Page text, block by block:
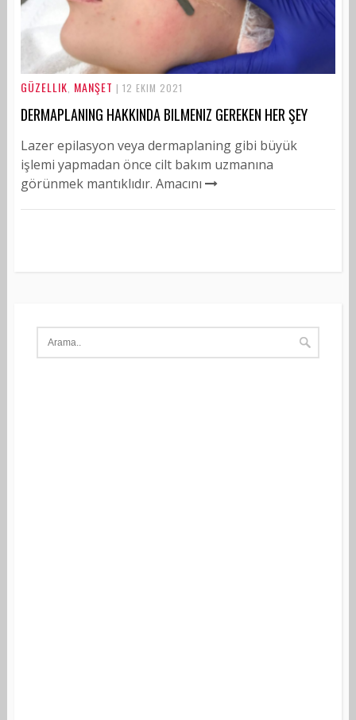
GÜZELLIK MANŞET | 12 EKIM 2021
DERMAPLANING HAKKINDA BILMENIZ GEREKEN HER ŞEY
Lazer epilasyon veya dermaplaning gibi büyük
işlemi yapmadan önce cilt bakım uzmanına
görünmek mantıklıdır. Amacını